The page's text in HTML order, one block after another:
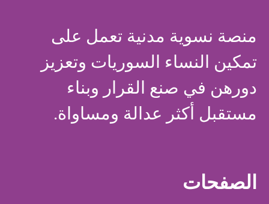
منصة نسوية مدنية تعمل على
تمكين النساء السوريات وتعزيز
دورهن في صنع القرار وبناء
مستقبل أكثر عدالة ومساواة.
الصفحات